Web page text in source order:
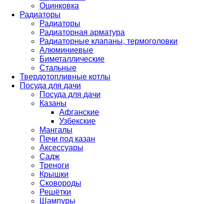
Оцинковка
Радиаторы
Радиаторы
Радиаторная арматура
Радиаторные клапаны, термоголовки
Алюминиевые
Биметаллические
Стальные
Твердотопливные котлы
Посуда для дачи
Посуда для дачи
Казаны
Афганские
Узбекские
Мангалы
Печи под казан
Аксессуары
Садж
Треноги
Крышки
Сковороды
Решётки
Шампуры